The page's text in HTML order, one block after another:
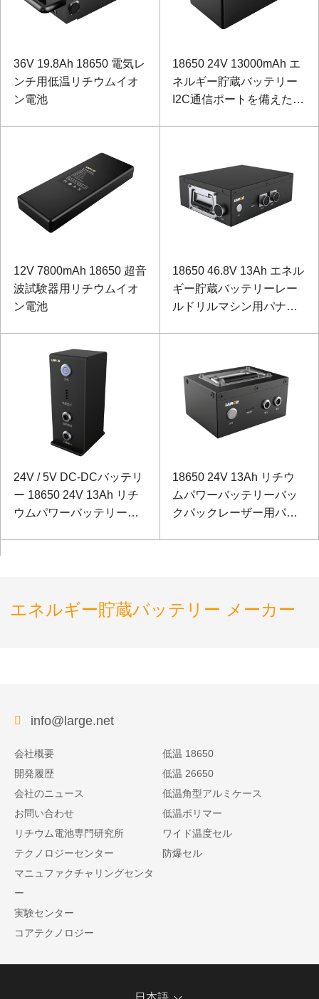
36V 19.8Ah 18650 電気レ
ンチ用低温リチウムイオ
ン電池
18650 24V 13000mAh エ
ネルギー貯蔵バッテリー
I2C通信ポートを備えたイ
12V 7800mAh 18650 超音
波試験器用リチウムイオ
ン電池
18650 46.8V 13Ah エネル
ギー貯蔵バッテリーレー
ルドリルマシン用パナソ
24V / 5V DC-DCバッテリ
ー 18650 24V 13Ah リチ
ウムパワーバッテリーレ
18650 24V 13Ah リチウ
ムパワーバッテリーバッ
クパックレーザー用パナ
エネルギー貯蔵バッテリー メーカー
info@large.net
会社概要
開発履歴
会社のニュース
お問い合わせ
リチウム電池専門研究所
テクノロジーセンター
マニュファクチャリングセンタ
ー
実験センター
コアテクノロジー
低温 18650
低温 26650
低温角型アルミケース
低温ポリマー
ワイド温度セル
防爆セル